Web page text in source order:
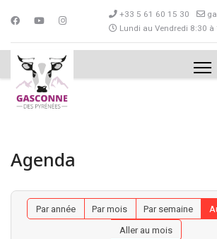
+33 5 61 60 15 30
Lundi au Vendredi 8:30
Agenda
Par année Par mois Par semaine
Aller au mois